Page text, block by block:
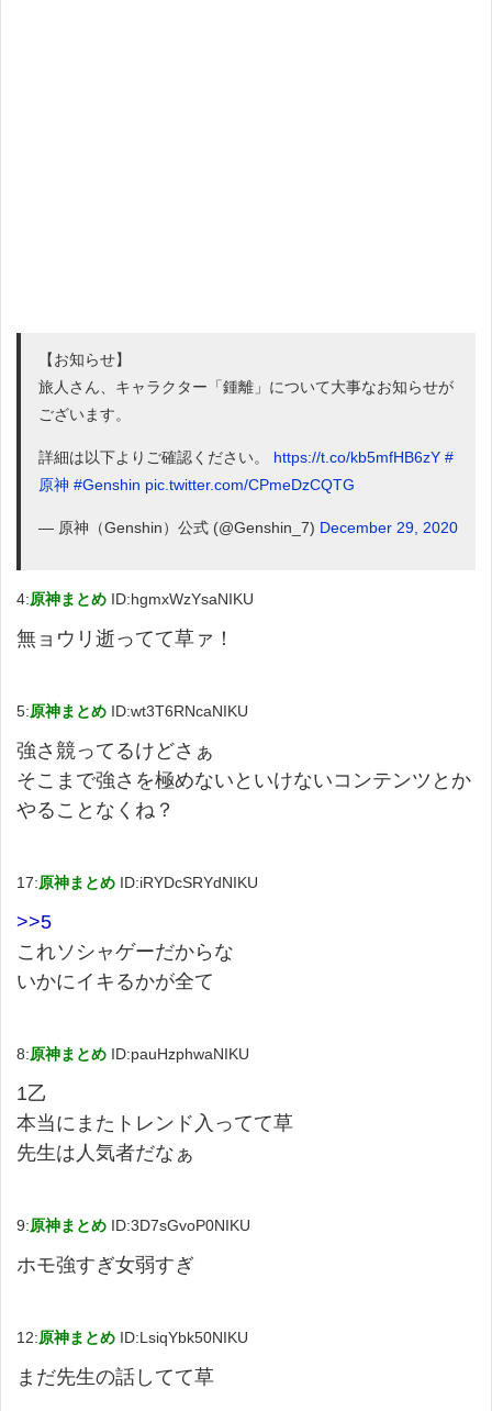
【お知らせ】
旅人さん、キャラクター「鍾離」について大事なお知らせが
ございます。
詳細は以下よりご確認ください。 https://t.co/kb5mfHB6zY #
原神 #Genshin pic.twitter.com/CPmeDzCQTG
— 原神（Genshin）公式 (@Genshin_7) December 29, 2020
4:原神まとめ ID:hgmxWzYsaNIKU
無ョウリ逝ってて草ァ！
5:原神まとめ ID:wt3T6RNcaNIKU
強さ競ってるけどさぁ
そこまで強さを極めないといけないコンテンツとか
やることなくね？
17:原神まとめ ID:iRYDcSRYdNIKU
>>5
これソシャゲーだからな
いかにイキるかが全て
8:原神まとめ ID:pauHzphwaNIKU
1乙
本当にまたトレンド入ってて草
先生は人気者だなぁ
9:原神まとめ ID:3D7sGvoP0NIKU
ホモ強すぎ女弱すぎ
12:原神まとめ ID:LsiqYbk50NIKU
まだ先生の話してて草